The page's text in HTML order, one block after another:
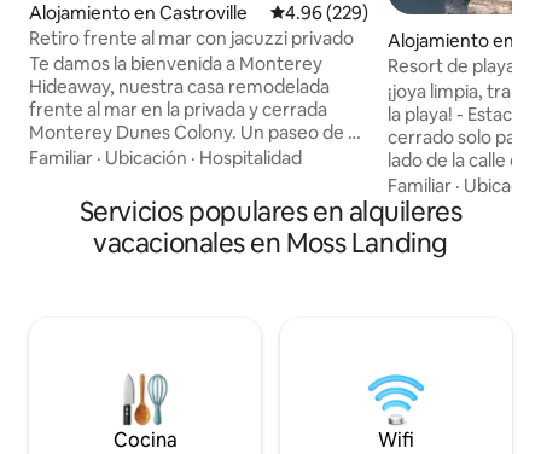
Alojamiento en Castroville Calificación promedio: 4.96 de
4.96 (229)
Retiro frente al mar con jacuzzi privado
Te damos la bienvenida a Monterey
Hideaway, nuestra casa remodelada
frente al mar en la privada y cerrada
Monterey Dunes Colony. Un paseo de 30
segundos por el malecón conduce a
concurrida. Ubicadas sobre las dunas, las
salas de estar y los comedores ofrecen
vistas panorámicas al océano e
nuestra casa cuenta con tres suites
privadas con camas tamaño king, baños
privados y un loft adicional
Familiar · Ubicación · Hospitalidad
Alojamiento en
Resort de playa
Vivienda A
¡joya limpia,
la playa! - Estacionamiento privado y
cerrado solo para
lado de la calle de
Moss Landing y
Valentina, búhos
¡Los búhos son
buen
misma propiedad
Enchilada Cafe &
web de la Haute
Familiar ·
Servicios populares en alquileres
vacacionales en Moss Landing
Cocina Wifi